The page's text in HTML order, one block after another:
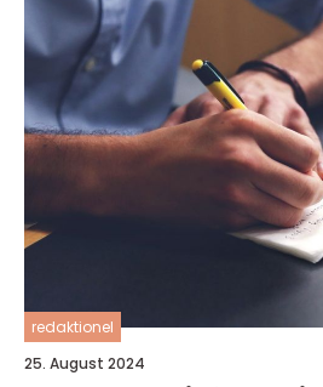
redaktionel
25. August 2024